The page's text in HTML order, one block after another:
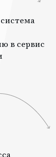
в сервис